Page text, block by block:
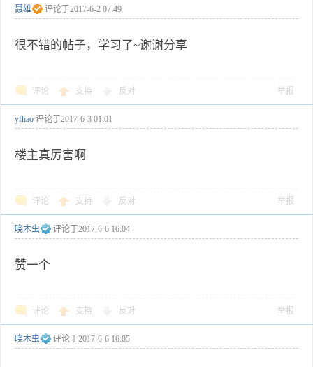
聂雄 评论于2017-6-2 07:49
很不错的帖子，学习了~谢谢分享
评论 支持 反对 举报
yfhao 评论于2017-6-3 01:01
楼主真厉害啊
评论 支持 反对 举报
晓木虫 评论于2017-6-6 16:04
赞一个
评论 支持 反对 举报
晓木虫 评论于2017-6-6 16:05